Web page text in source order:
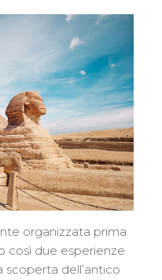
organizzata prima
così due esperienze
dell’antico